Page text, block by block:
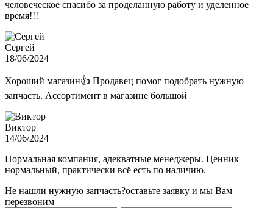
человеческое спасибо за проделанную работу и уделенное
время!!!
Сергей
18/06/2024
Хороший магазин👍 Продавец помог подобрать нужную
запчасть. Ассортимент в магазине большой
Виктор
14/06/2024
Нормальная компания, адекватные менеджеры. Ценник
нормальный, практически всё есть по наличию.
Не нашли нужную запчасть?оставьте заявку и мы Вам
перезвоним